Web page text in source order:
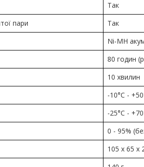
Так
пари
Так
Ni-MH
80 годин
10 хвилин
-10°C -
-25°C -
0 - 95%
105 x 65 x